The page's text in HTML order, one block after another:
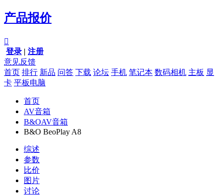
产品报价

登录 | 注册
意见反馈
首页 排行 新品 问答 下载 论坛 手机 笔记本 数码相机 主板 显
卡 平板电脑
首页
AV音箱
B&OAV音箱
B&O BeoPlay A8
综述
参数
比价
图片
讨论